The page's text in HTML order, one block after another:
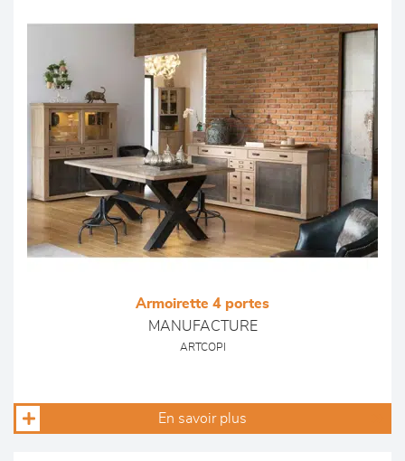
Armoirette 4 portes
MANUFACTURE
ARTCOPI
En savoir plus